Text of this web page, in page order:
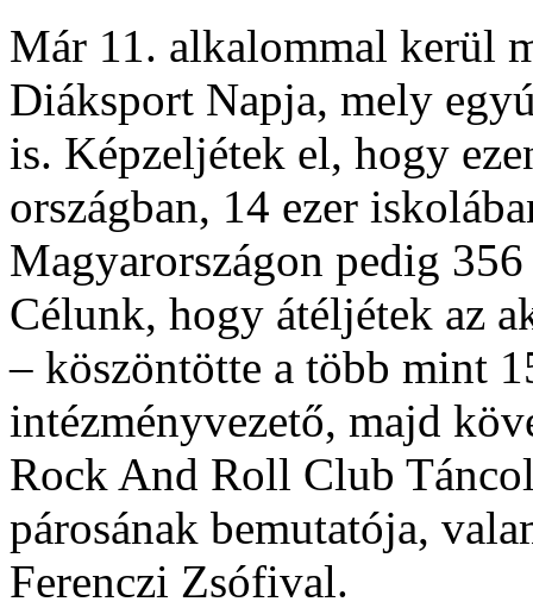
Már 11. alkalommal kerül
Diáksport Napja, mely
is. Képzeljétek el, hogy
országban, 14 ezer
Magyarországon pedig
Célunk, hogy átéljétek az
– köszöntötte a több mint
intézményvezető, majd
Rock And Roll Club
párosának bemutatója,
Ferenczi Zsófival.